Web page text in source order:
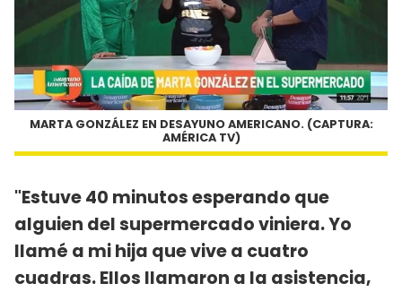
MARTA GONZÁLEZ EN DESAYUNO AMERICANO. (CAPTURA:
AMÉRICA TV)
"Estuve 40 minutos esperando que
alguien del supermercado viniera. Yo
llamé a mi hija que vive a cuatro
cuadras. Ellos llamaron a la asistencia,